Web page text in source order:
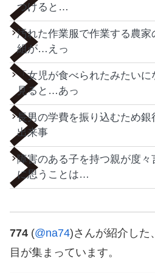
つけると…
汚れた作業服で作業する農家
組が…えっ
「女児が食べられたみたい
見ると…あっ
長男の学費を振り込むため
出来事
障害のある子を持つ親が度々
に思うことは…
774 (@na74)さんが紹介した
目が集まっています。